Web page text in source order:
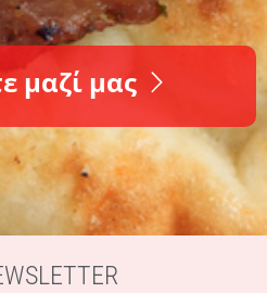
μαζί μας